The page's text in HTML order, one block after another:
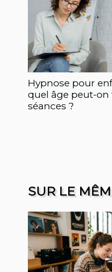
Hypnose pour
quel âge peut-on
séances ?
SUR LE